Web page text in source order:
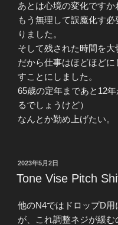
あとは心境の変化ですか
もう無理して誤魔化す
りました。
そして残された時間を大
だから仕事はほどほど
すことにしました。
65歳の定年まであと12
るでしょうけど）
なんとか勤め上げたい。
投
稿
日:
2023年5月2日
Tone Vise Pitch
他のN4ではドロップD
が、これ調整ネジが緩